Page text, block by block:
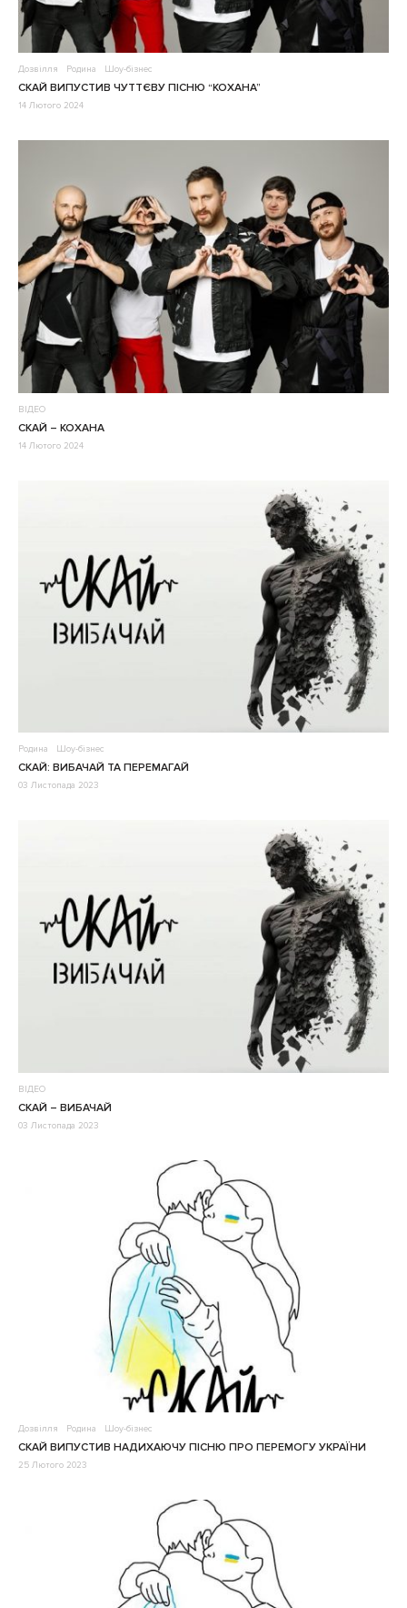
Дозвілля Родина Шоу-бізнес
СКАЙ ВИПУСТИВ ЧУТТЄВУ ПІСНЮ “КОХАНА”
14 Лютого 2024
ВІДЕО
СКАЙ – КОХАНА
14 Лютого 2024
Родина Шоу-бізнес
СКАЙ: ВИБАЧАЙ ТА ПЕРЕМАГАЙ
03 Листопада 2023
ВІДЕО
СКАЙ – ВИБАЧАЙ
03 Листопада 2023
Дозвілля Родина Шоу-бізнес
СКАЙ ВИПУСТИВ НАДИХАЮЧУ ПІСНЮ ПРО ПЕРЕМОГУ УКРАЇНИ
25 Лютого 2023